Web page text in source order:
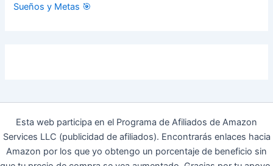
Sueños y Metas 🎯
Esta web participa en el Programa de Afiliados de Amazon
Services LLC (publicidad de afiliados). Encontrarás enlaces hacia
Amazon por los que yo obtengo un porcentaje de beneficio sin